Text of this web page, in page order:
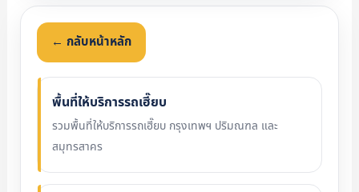
← กลับหน้าหลัก
พื้นที่ให้บริการรถเฮี๊ยบ
รวมพื้นที่ให้บริการรถเฮี๊ยบ กรุงเทพฯ ปริมณฑล และ
สมุทรสาคร